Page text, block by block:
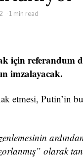
1 min read
için referandum
imzalayacak.
etmesi, Putin’in
olarak